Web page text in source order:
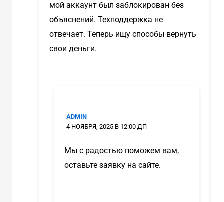
мой аккаунт был заблокирован без
объяснений. Техподдержка не
отвечает. Теперь ищу способы вернуть
свои деньги.
ADMIN
4 НОЯБРЯ, 2025 В 12:00 ДП
Мы с радостью поможем вам,
оставьте заявку на сайте.